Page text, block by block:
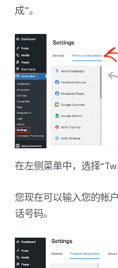
成”。
在左侧菜单中，选择
您现在可以输入您的帐
话号码。